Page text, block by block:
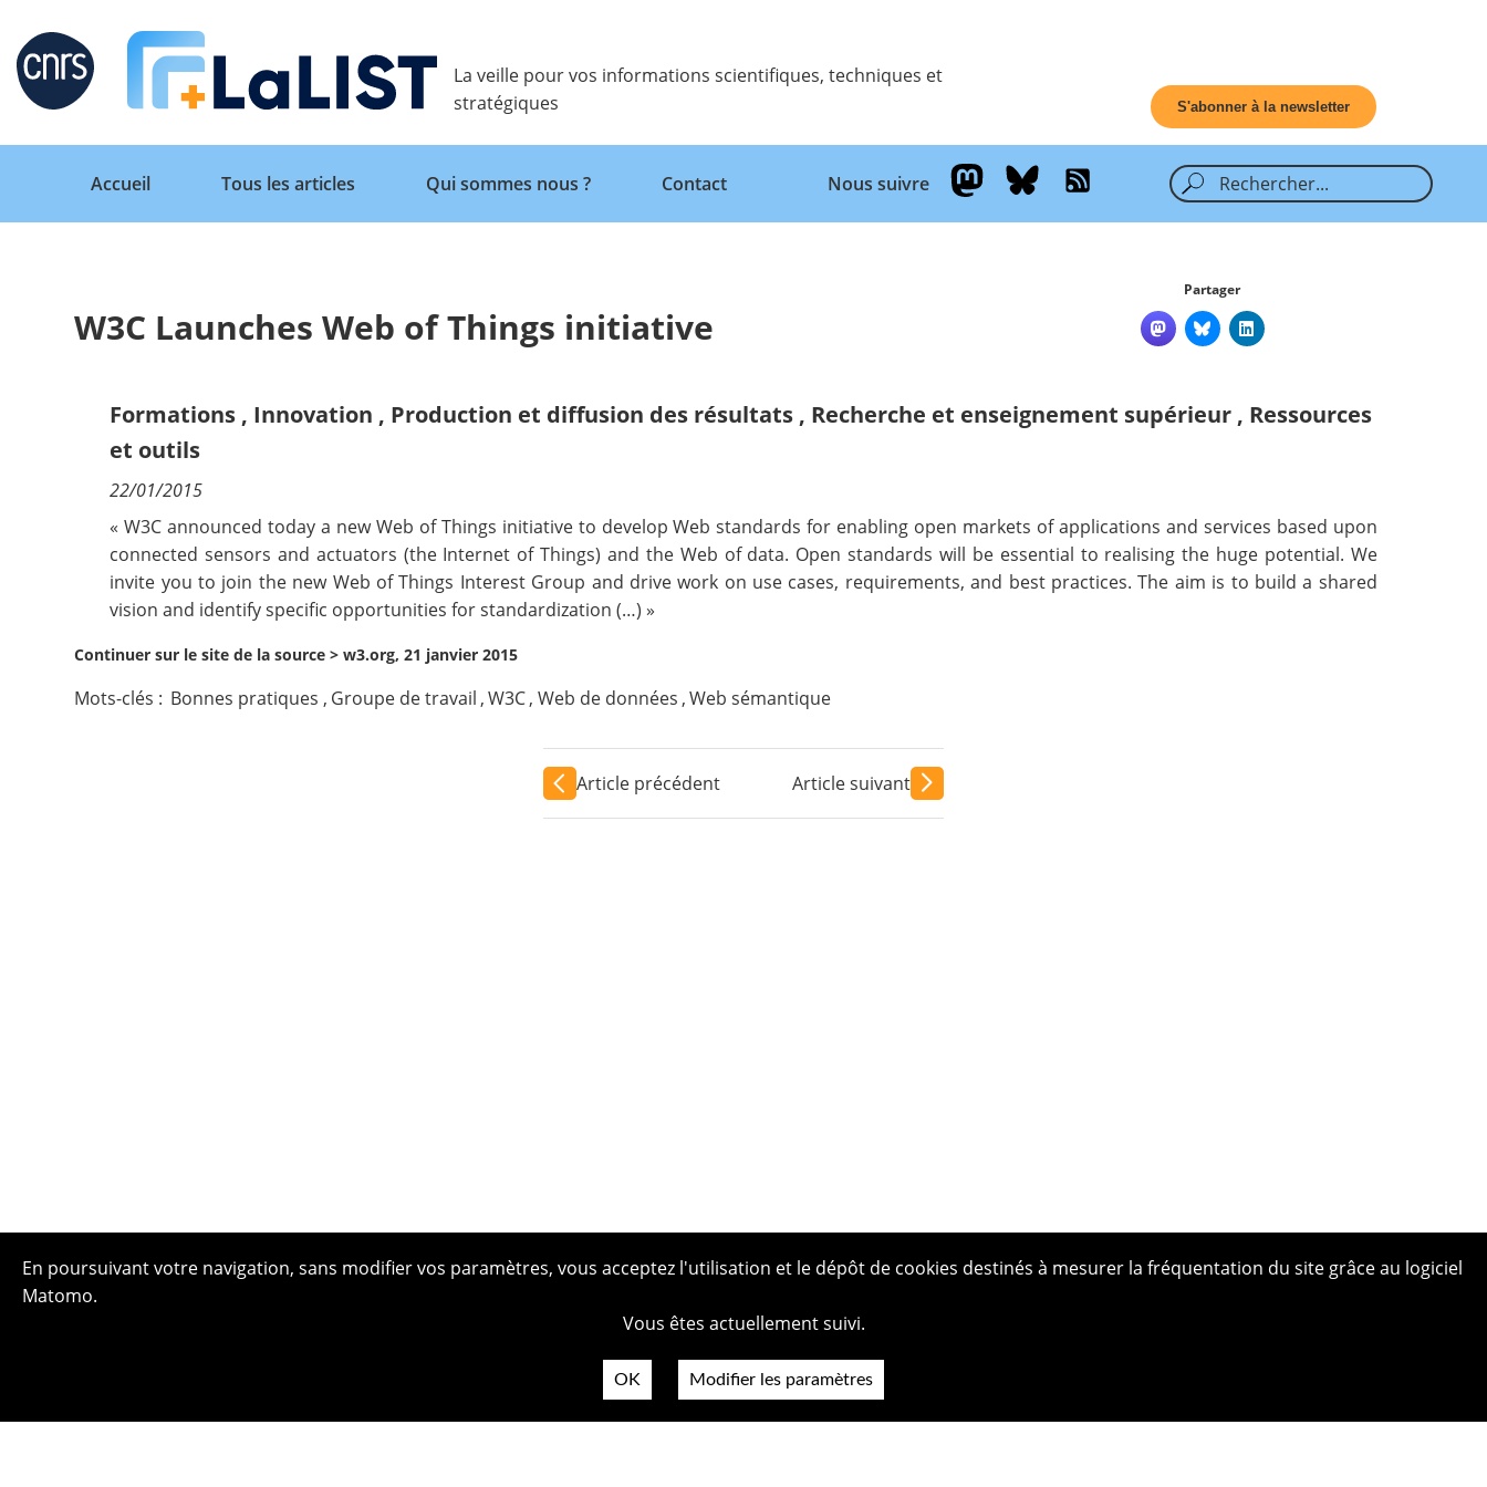
Retour
Accueil
Qui sommes nous ?
Nous suivre
La veille pour vos informations scientifiques, techniques et
stratégiques
S'abonner à la newsletter
Retour
Accueil
Tous les articles Qui sommes nous ? Contact Nous suivre
W3C Launches Web of Things initiative
Partager
Formations , Innovation , Production et diffusion des résultats , Recherche et enseignement supérieur , Ressources
et outils
22/01/2015
« W3C announced today a newWeb of Things initiativeto develop Web standards for enabling open markets of applications and services based upon
connected sensors and actuators (the Internet of Things) and the Web of data. Open standards will be essential to realising the huge potential. We
invite you to join the new Web of Things Interest Group and drive work on use cases, requirements, and best practices. The aim is to build a shared
vision and identify specific opportunities for standardization (…) »
Continuer sur le site de la source >w3.org, 21 janvier 2015
Mots-clés : Bonnes pratiques , Groupe de travail ,W3C, Web de données ,Web sémantique
Article précédent Article suivant
En poursuivant votre navigation, sans modifier vos paramètres, vous acceptez l'utilisation et le dépôt de cookies destinés à mesurer la fréquentation du site grâce au logiciel
Matomo.
Vous êtes actuellement suivi.
OK Modifier les paramètres